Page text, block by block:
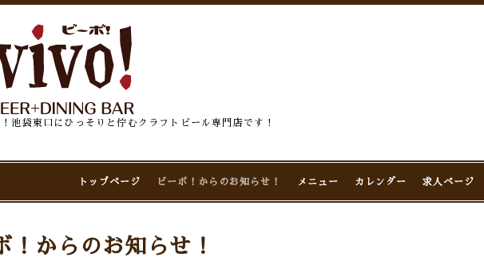
池袋東口にひっそりと佇むクラフトビール専門店です！
トップページ ビーボ！からのお知らせ！ メニュー カレンダー 求人ページ
！からのお知らせ！